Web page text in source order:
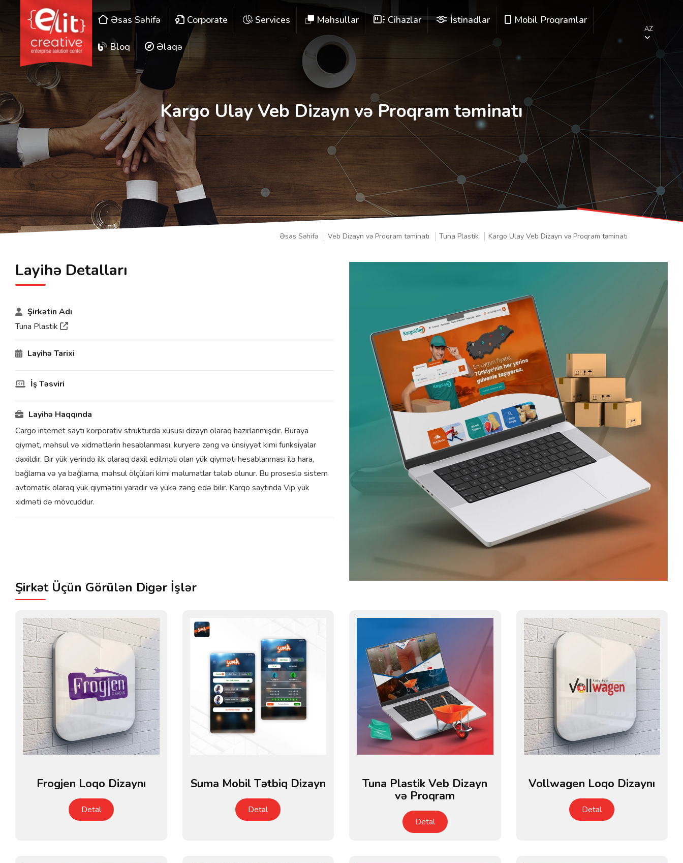
Əsas Səhifə Corporate Services Məhsullar Cihazlar İstinadlar Mobil Proqramlar
Bloq Əlaqə
AZ
Kargo Ulay Veb Dizayn və Proqram təminatı
Əsas Səhifə Veb Dizayn və Proqram təminatı Tuna Plastik Kargo Ulay Veb Dizayn və Proqram təminatı
Layihə Detalları
Şirkətin Adı
Tuna Plastik
Layihə Tarixi
İş Təsviri
Layihə Haqqında
Cargo internet saytı korporativ strukturda xüsusi dizayn olaraq hazırlanmışdır. Buraya
qiymət, məhsul və xidmətlərin hesablanması, kuryerə zəng və ünsiyyət kimi funksiyalar
daxildir. Bir yük yerində ilk olaraq daxil edilməli olan yük qiyməti hesablanması ilə hara,
bağlama və ya bağlama, məhsul ölçüləri kimi məlumatlar tələb olunur. Bu proseslə sistem
avtomatik olaraq yük qiymətini yaradır və yükə zəng edə bilir. Karqo saytında Vip yük
xidməti də mövcuddur.
Şirkət Üçün Görülən Digər İşlər
Frogjen Loqo Dizaynı
Detal
Suma Mobil Tətbiq Dizayn
Detal
Tuna Plastik Veb Dizayn
və Proqram
Detal
Vollwagen Loqo Dizaynı
Detal